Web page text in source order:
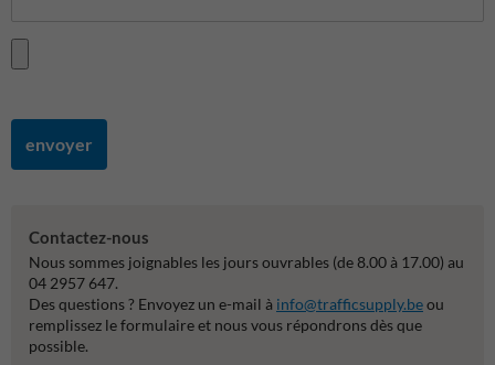
envoyer
Contactez-nous
Nous sommes joignables les jours ouvrables (de 8.00 à 17.00) au
04 2957 647.
Des questions ? Envoyez un e-mail à info@trafficsupply.beou
remplissez le formulaire et nous vous répondrons dès que
possible.